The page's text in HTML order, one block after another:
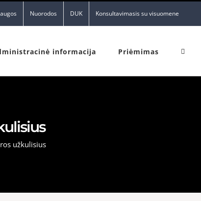
Nuorodos DUK Konsultavimasis su visuomene
informacija Priėmimas
užkulisius